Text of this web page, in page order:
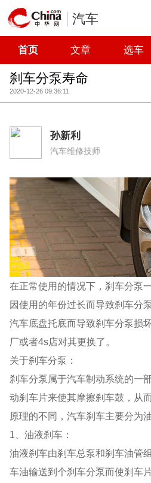
汽车
首页 文章 选车
刹车分泵寿命
2020-12-26 09:36:11
孙新利
汽车维修技师
在正常使用的情况下，刹车分泵
因使用的年份过长而导致刹车分
汽车底盘托底而导致刹车分泵损
厂或者4s店对其更换了。
关于刹车分泵：
刹车分泵属于汽车制动系统的一
动刹车片来使其摩擦刹车鼓，从
原理的不同，汽车刹车主要分为
1、油液刹车：
油液刹车由刹车总泵和刹车油管
车油输送到个刹车分泵而使刹车